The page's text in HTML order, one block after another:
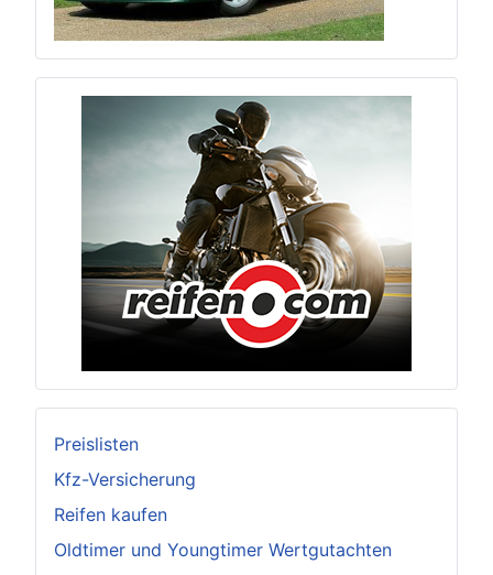
Preislisten
Kfz-Versicherung
Reifen kaufen
Oldtimer und Youngtimer Wertgutachten